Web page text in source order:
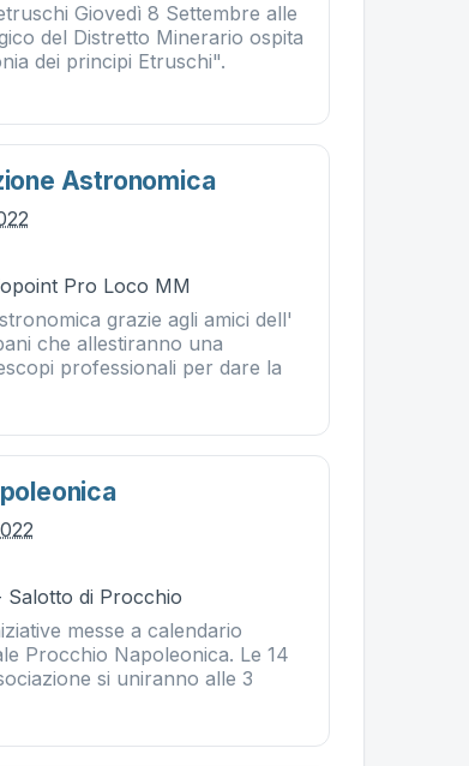
Giovedì 8 Settembre alle
del Distretto Minerario ospita
dei principi Etruschi".
Astronomica
Pro Loco MM
grazie agli amici dell'
che allestiranno una
professionali per dare la
di Procchio
messe a calendario
Procchio Napoleonica. Le 14
si uniranno alle 3